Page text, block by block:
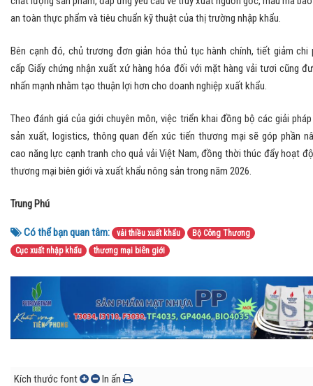
an toàn thực phẩm và tiêu chuẩn kỹ thuật của thị trường nhập khẩu.
Bên cạnh đó, chủ trương đơn giản hóa thủ tục hành chính, tiết giảm chi
cấp Giấy chứng nhận xuất xứ hàng hóa đối với mặt hàng vải tươi cũng
nhấn mạnh nhằm tạo thuận lợi hơn cho doanh nghiệp xuất khẩu.
Theo đánh giá của giới chuyên môn, việc triển khai đồng bộ các giải
sản xuất, logistics, thông quan đến xúc tiến thương mại sẽ góp phần
cao năng lực cạnh tranh cho quả vải Việt Nam, đồng thời thúc đẩy hoạt
thương mại biên giới và xuất khẩu nông sản trong năm 2026.
Trung Phú
Có thể bạn quan tâm: vải thiều xuất khẩu
Bộ Công Thương
Cục xuất nhập khẩu
thương mại biên giới
Kích thước font In ấn